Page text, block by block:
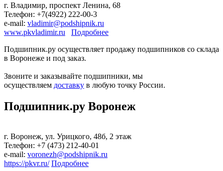
г. Владимир, проспект Ленина, 68
Телефон: +7(4922) 222-00-3
е-mail: vladimir@podshipnik.ru
www.pkvladimir.ru
Подробнее
Подшипник.ру осуществляет продажу подшипников со склада
в Воронеже и под заказ.
Звоните и заказывайте подшипники, мы
осуществляем доставку в любую точку России.
Подшипник.ру Воронеж
г. Воронеж, ул. Урицкого, 48б, 2 этаж
Телефон: +7 (473) 212-40-01
е-mail: voronezh@podshipnik.ru
https://pkvr.ru/ Подробнее